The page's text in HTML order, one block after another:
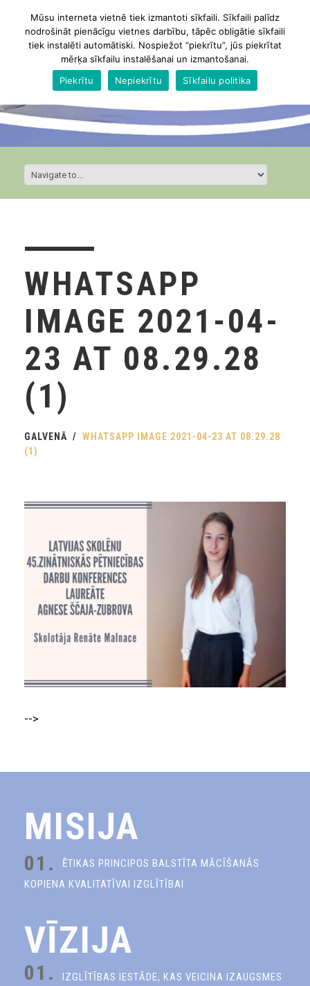
WHATSAPP
IMAGE 2021-04-
23 AT 08.29.28
(1)
GALVENĀ
WHATSAPP IMAGE 2021-04-23 AT 08.29.28
(1)
-->
MISIJA
01.
ĒTIKAS PRINCIPOS BALSTĪTA MĀCĪŠANĀS
KOPIENA KVALITATĪVAI IZGLĪTĪBAI
VĪZIJA
01.
IZGLĪTĪBAS IESTĀDE, KAS VEICINA IZAUGSMES
Mūsu interneta vietnē tiek izmantoti sīkfaili. Sīkfaili palīdz
nodrošināt pienācīgu vietnes darbību, tāpēc obligātie sīkfaili
tiek instalēti automātiski. Nospiežot “piekrītu”, jūs piekrītat
mērķa sīkfailu instalēšanai un izmantošanai.
Piekrītu
Nepiekrītu Sīkfailu politika